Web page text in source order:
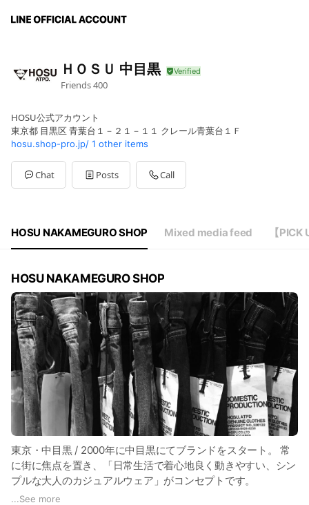
ＨＯＳＵ 中目黒
Friends400
HOSU公式アカウント
東京都 目黒区 青葉台１－２１－１１ クレール青葉台１Ｆ
hosu.shop-pro.jp/ 1 other items
Chat Posts Call
HOSU NAKAMEGURO SHOP Mixed media feed 【
HOSU NAKAMEGURO SHOP
東京・中目黒 / 2000年に中目黒にてブランドをスタート。 常
に街に焦点を置き、「日常生活で着心地良く動きやすい、シン
プルな大人のカジュアルウェア」がコンセプトです。
国内生産にこだわったオリジナルブランド「HOSU」を中心
...See more